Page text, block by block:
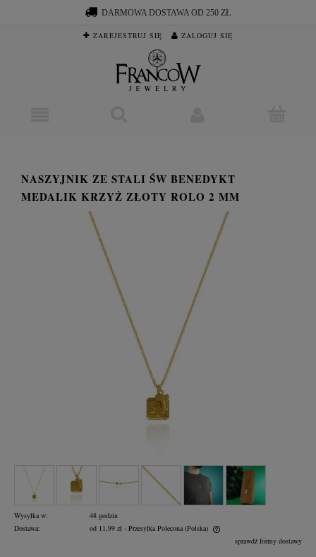
DARMOWA DOSTAWA OD 250 ZŁ
ZAREJESTRUJ SIĘ ZALOGUJ SIĘ
NASZYJNIK ZE STALI ŚW BENEDYKT
MEDALIK KRZYŻ ZŁOTY ROLO 2 MM
Wysyłka w:
48 godzin
Dostawa:
od 11,99 zł - Przesyłka Polecona (Polska)
sprawdź formy dostawy